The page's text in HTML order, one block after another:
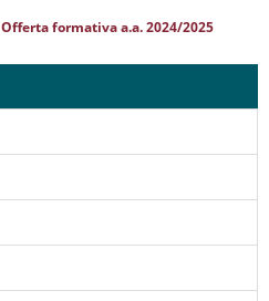
Offerta formativa a.a. 2024/2025